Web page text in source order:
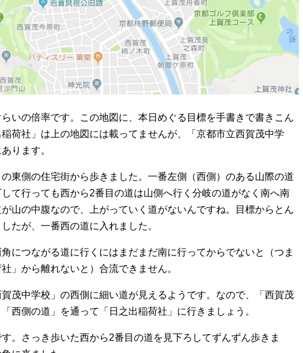
いの倍率です。この地図に、本日めぐる目標を手書きで書きこん
荷社」は上の地図には載ってませんが、「京都市立西賀茂中学
ります。
東側の住宅街から歩きました。一番左側（西側）のある山際の道
て行っても西から2番目の道は山側へ行く分岐の道がなく南へ南
山の中腹なので、上がっていく道がないんですね。目標からとん
たが、一番西の道に入れました。
につながる道に行くにはまだまだ南に行ってからでないと（つま
」から離れないと）合流できません。
茂中学校」の西側に細い道が見えるようです。なので、「西賀茂
西側の道」を通って「日之出稲荷社」に行きましょう。
。さっき歩いた西から2番目の道を見下ろしてずんずん歩きま